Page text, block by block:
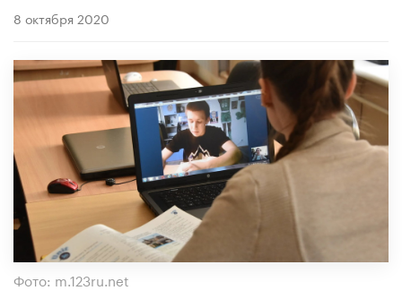
8 октября 2020
Фото: m.123ru.net